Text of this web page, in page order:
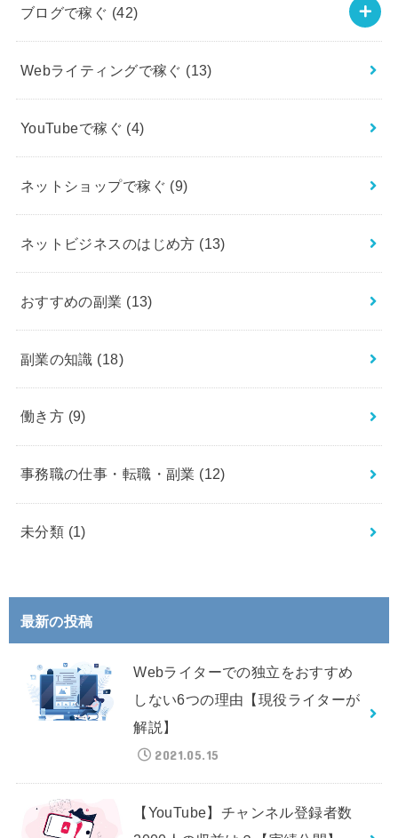
ブログで稼ぐ (42)
Webライティングで稼ぐ (13)
YouTubeで稼ぐ (4)
ネットショップで稼ぐ (9)
ネットビジネスのはじめ方 (13)
おすすめの副業 (13)
副業の知識 (18)
働き方 (9)
事務職の仕事・転職・副業 (12)
未分類 (1)
最新の投稿
Webライターでの独立をおすすめ
しない6つの理由【現役ライターが
解説】
2021.05.15
【YouTube】チャンネル登録者数